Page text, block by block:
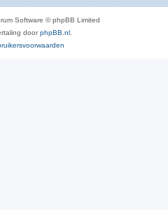
Software © phpBB Limited
doorphpBB.nl